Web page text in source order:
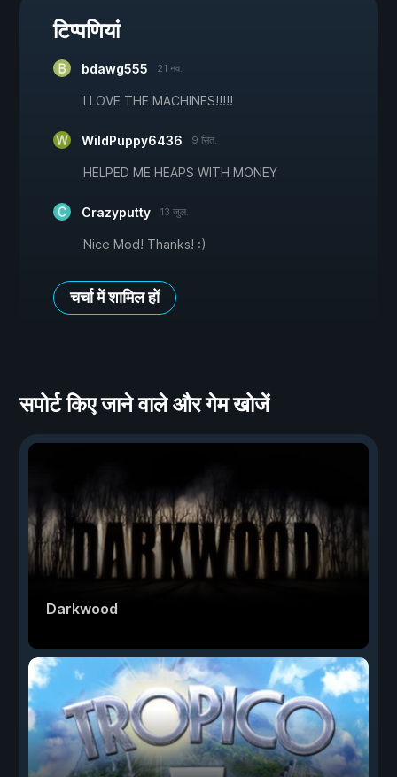
टिप्पणियां
bdawg555 21 नव.
I LOVE THE MACHINES!!!!!
WildPuppy6436 9 सित.
HELPED ME HEAPS WITH MONEY
Crazyputty 13 जुल.
Nice Mod! Thanks! :)
चर्चा में शामिल हों
सपोर्ट किए जाने वाले और गेम खोजें
Darkwood